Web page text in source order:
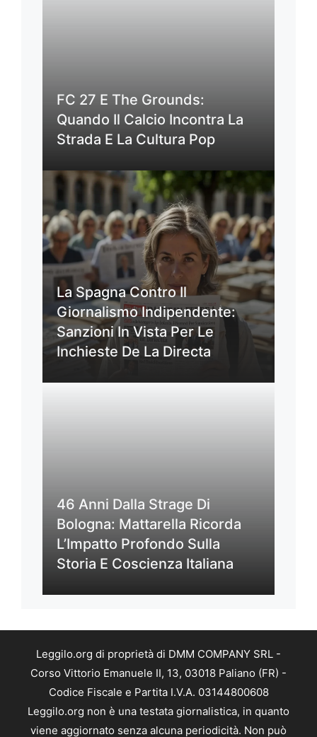
FC 27 E The Grounds:
Quando Il Calcio Incontra La
Strada E La Cultura Pop
La Spagna Contro Il
Giornalismo Indipendente:
Sanzioni In Vista Per Le
Inchieste De La Directa
46 Anni Dalla Strage Di
Bologna: Mattarella Ricorda
L’Impatto Profondo Sulla
Storia E Coscienza Italiana
Leggilo.org di proprietà di DMM COMPANY SRL -
Corso Vittorio Emanuele II, 13, 03018 Paliano (FR) -
Codice Fiscale e Partita I.V.A. 03144800608
Leggilo.org non è una testata giornalistica, in quanto
viene aggiornato senza alcuna periodicità. Non può